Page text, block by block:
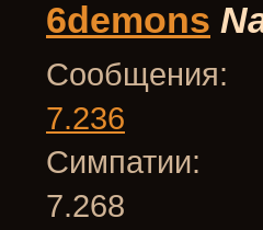
6demons
Сообщения:
7.236
Симпатии:
7.268